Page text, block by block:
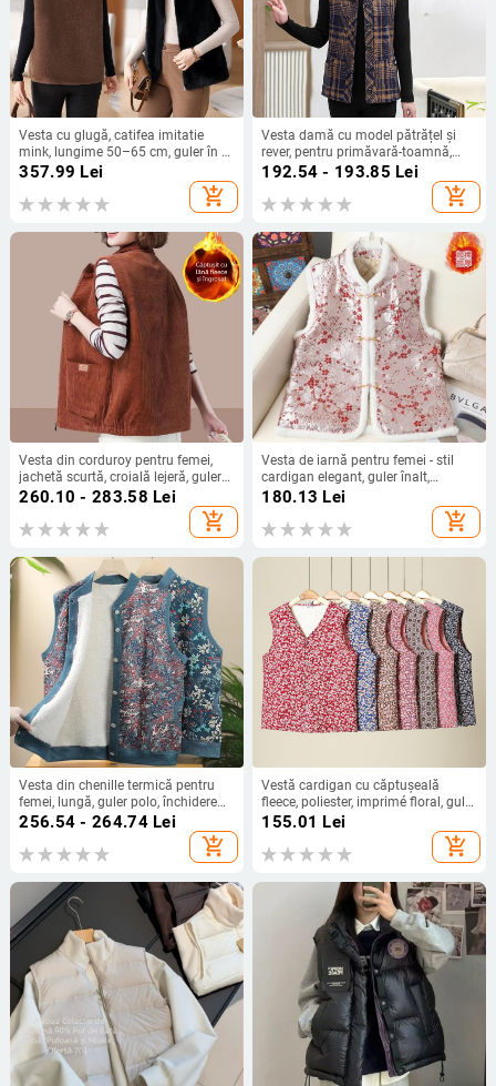
Vesta cu glugă, catifea imitatie
mink, lungime 50–65 cm, guler în V,
lansare toamna 2025
357.99 Lei
add_shopping_cart
Vesta damă cu model pătrățel și
rever, pentru primăvară-toamnă,
pentru femei de vârstă mijlocie și în
192.54 - 193.85 Lei
add_shopping_cart
Vesta din corduroy pentru femei,
jachetă scurtă, croială lejeră, guler
înalt, toamnă-iarnă, mărime plus
260.10 - 283.58 Lei
add_shopping_cart
Vesta de iarnă pentru femei - stil
cardigan elegant, guler înalt,
material poliester, umplutură
180.13 Lei
add_shopping_cart
Vesta din chenille termică pentru
femei, lungă, guler polo, închidere
cu șnur, material Spandex,
umplutură acrilic-cotton, primăvară
2025
256.54 - 264.74Lei
add_shopping_cart
Vestă cardigan cu căptușeală
fleece, poliester, imprimé floral, guler
în V, închidere cu nasturi pe un rând,
155.01 Lei
add_shopping_cart